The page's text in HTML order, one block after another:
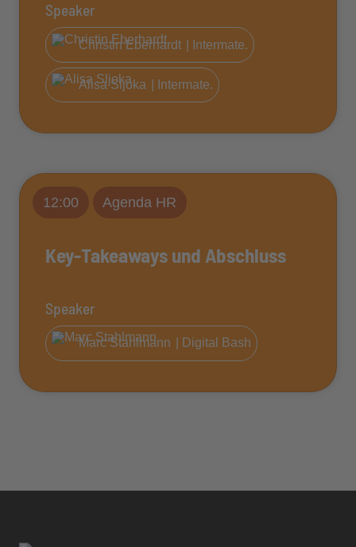
Speaker
Christin Eberhardt | Intermate.
Alisa Sljoka | Intermate.
12:00 Agenda HR
Key-Takeaways und Abschluss
Speaker
Marc Stahlmann | Digital Bash